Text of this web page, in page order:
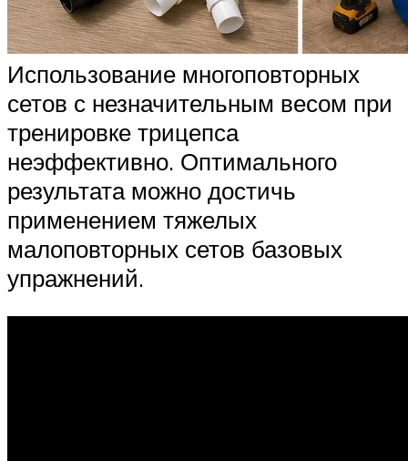
Использование многоповторных
сетов с незначительным весом при
тренировке трицепса
неэффективно. Оптимального
результата можно достичь
применением тяжелых
малоповторных сетов базовых
упражнений.